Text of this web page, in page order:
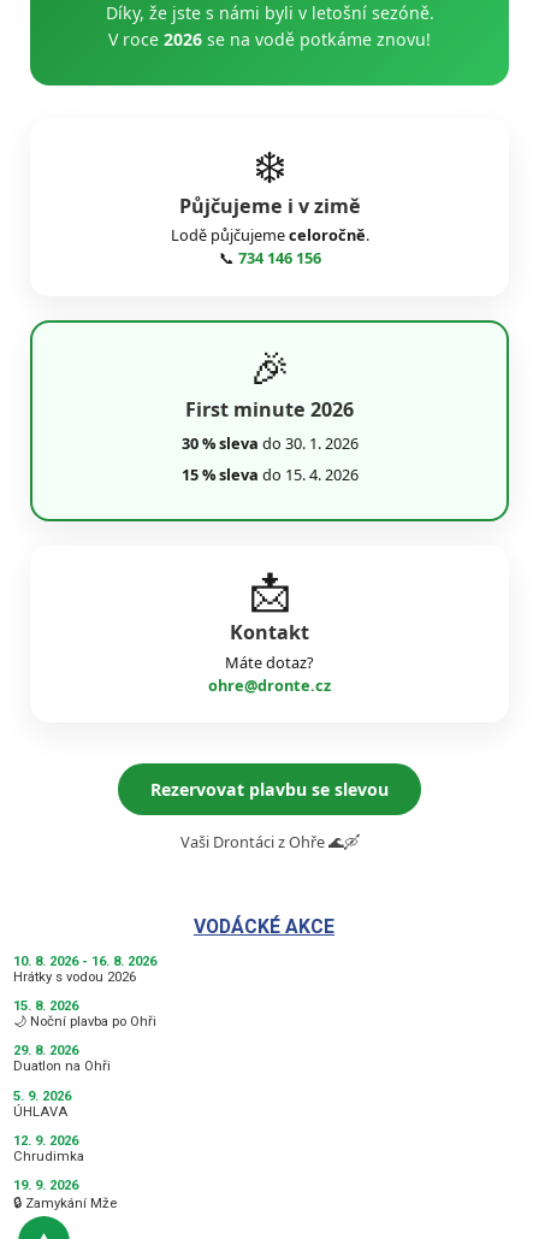
Díky, že jste s námi byli v letošní sezóně.
V roce 2026 se na vodě potkáme znovu!
❄️
Půjčujeme i v zimě
Lodě půjčujemeceloročně.
📞 734 146 156
🎉
First minute 2026
30 % sleva do 30. 1. 2026
15 % sleva do 15. 4. 2026
📩
Kontakt
Máte dotaz?
ohre@dronte.cz
Rezervovat plavbu se slevou
Vaši Drontáci z Ohře 🌊🛶
VODÁCKÉ AKCE
10. 8. 2026 - 16. 8. 2026
Hrátky s vodou 2026
15. 8. 2026
🌙 Noční plavba po Ohři
29. 8. 2026
Duatlon na Ohři
5. 9. 2026
ÚHLAVA
12. 9. 2026
Chrudimka
19. 9. 2026
🔒 Zamykání Mže